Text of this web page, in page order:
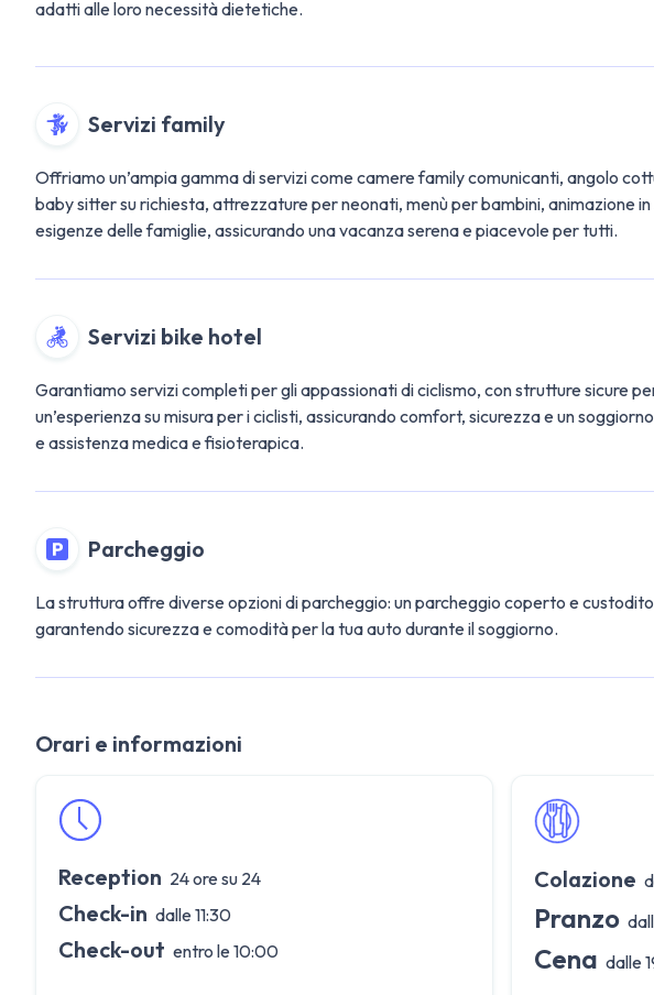
adatti alle loro necessità dietetiche.
Servizi family
Offriamo un’ampia gamma di servizi come camere family comunicanti, angolo
baby sitter su richiesta, attrezzature per neonati, menù per bambini, animazione
esigenze delle famiglie, assicurando una vacanza serena e piacevole per tutti.
Servizi bike hotel
Garantiamo servizi completi per gli appassionati di ciclismo, con strutture sicure
un’esperienza su misura per i ciclisti, assicurando comfort, sicurezza e un
e assistenza medica e fisioterapica.
Parcheggio
La struttura offre diverse opzioni di parcheggio: un parcheggio coperto e
garantendo sicurezza e comodità per la tua auto durante il soggiorno.
Orari e informazioni
Reception 24 ore su 24
Check-in dalle 11:30
Check-out entro le 10:00
Colazione
Pranzo
Cena dalle